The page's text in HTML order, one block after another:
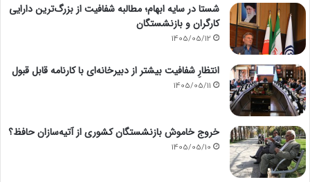
شستا در سایه ابهام؛ مطالبه شفافیت از بزرگ‌ترین دارایی
کارگران و بازنشستگان
1405/05/12
انتظارِ شفافیت بیشتر از دبیرخانه‌ای با کارنامه قابل قبول
1405/05/11
خروج خاموش بازنشستگان کشوری از آتیه‌سازان حافظ؟
1405/05/10